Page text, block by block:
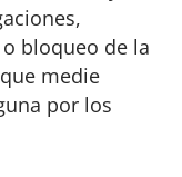
bloqueo de la
medie
por los